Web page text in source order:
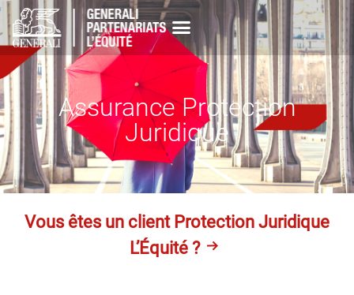
Assurance Protection
Juridique
Vous êtes un client Protection Juridique
L’Équité ?